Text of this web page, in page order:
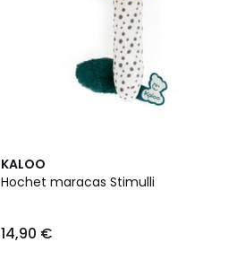
KALOO
Hochet maracas Stimulli
14,90 €